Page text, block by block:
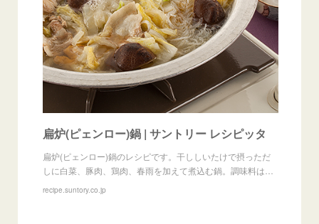
扁炉(ピェンロー)鍋 | サントリー レシピッタ
扁炉(ピェンロー)鍋のレシピです。干ししいたけで摂っただ
しに白菜、豚肉、鶏肉、春雨を加えて煮込む鍋。調味料は…
recipe.suntory.co.jp